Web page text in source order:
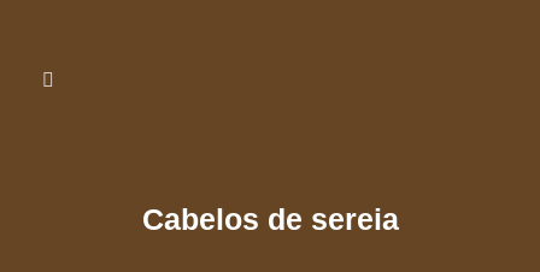
Cabelos de sereia